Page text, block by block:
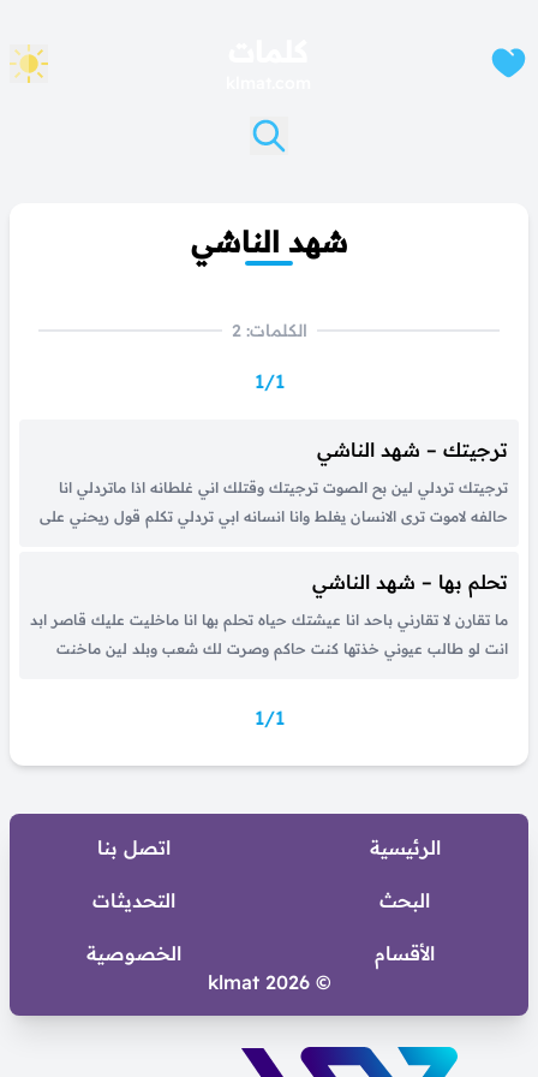
شهد الناشي
الكلمات: 2
1/1
ترجيتك – شهد الناشي
ترجيتك تردلي لين بح الصوت ترجيتك وقتلك اني غلطانه اذا ماتردلي انا
حالفه لاموت ترى الانسان يغلط وانا انسانه ابي تردلي تكلم قول ريحني على
لاحضانه انا احبك...
تحلم بها – شهد الناشي
ما تقارن لا تقارني باحد انا عيشتك حياه تحلم بها انا ماخليت عليك قاصر ابد
انت لو طالب عيوني خذتها كنت حاكم وصرت لك شعب وبلد لين ماخنت
1/1
الرئيسية اتصل بنا
البحث التحديثات
الأقسام
الخصوصية
© 2026 klmat